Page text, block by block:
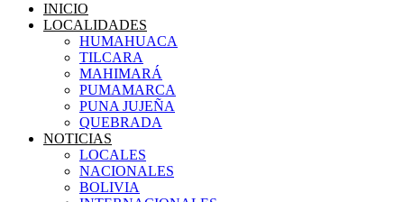
INICIO
LOCALIDADES
HUMAHUACA
TILCARA
MAHIMARÁ
PUMAMARCA
PUNA JUJEÑA
QUEBRADA
NOTICIAS
LOCALES
NACIONALES
BOLIVIA